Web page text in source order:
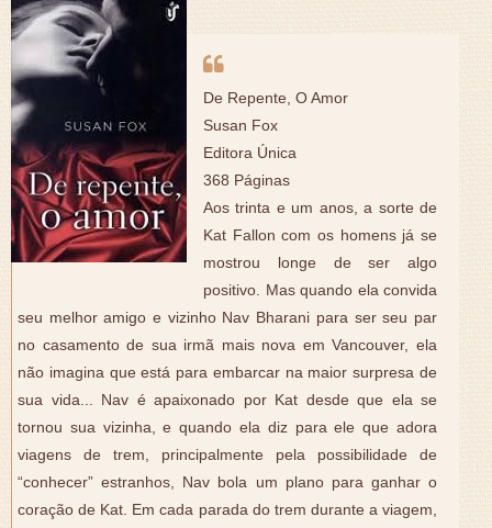
De Repente, O Amor
Susan Fox
Editora Única
368 Páginas
Aos trinta e um anos, a sorte de
Kat Fallon com os homens já se
mostrou longe de ser algo
positivo. Mas quando ela convida
seu melhor amigo e vizinho Nav Bharani para ser seu par
no casamento de sua irmã mais nova em Vancouver, ela
não imagina que está para embarcar na maior surpresa de
sua vida... Nav é apaixonado por Kat desde que ela se
tornou sua vizinha, e quando ela diz para ele que adora
viagens de trem, principalmente pela possibilidade de
“conhecer” estranhos, Nav bola um plano para ganhar o
coração de Kat. Em cada parada do trem durante a viagem,